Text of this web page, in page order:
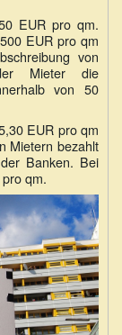
EUR pro qm.
EUR pro qm
von
Mieter die
von 50
EUR pro qm
Mietern bezahlt
Banken. Bei
qm.